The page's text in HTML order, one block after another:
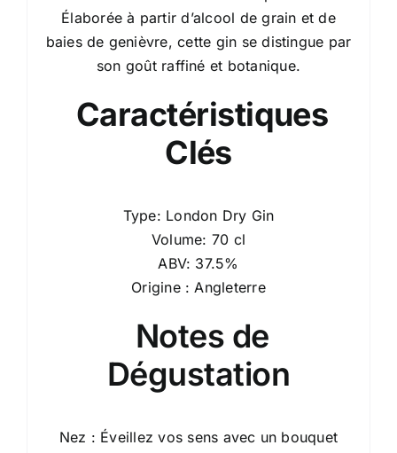
Élaborée à partir d’alcool de grain et de
baies de genièvre, cette gin se distingue par
son goût raffiné et botanique.
Caractéristiques
Clés
Type: London Dry Gin
Volume: 70 cl
ABV: 37.5%
Origine : Angleterre
Notes de
Dégustation
Nez : Éveillez vos sens avec un bouquet